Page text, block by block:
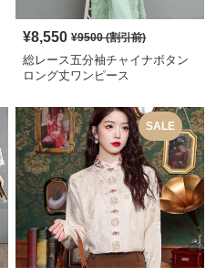
¥8,550 ¥9500(割引前)
総レース五分袖チャイナボタン
ロング丈ワンピース
SALE